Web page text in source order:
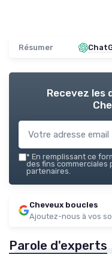
Résumer
Recevez les
* En remplissant ce
des fins commerciales
partenaires.
Cheveux boucles
Ajoutez-nous à vos
Parole d'experts